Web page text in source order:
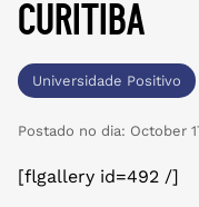
curitiba
Universidade Positivo
Postado no dia: October
[flgallery id=492 /]